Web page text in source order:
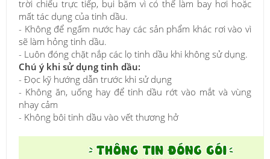
trời chiếu trực tiếp, bụi bặm vì có thể làm bay hơi hoặc
mất tác dụng của tinh dầu.
- Không để ngấm nước hay các sản phẩm khác rơi vào vì
sẽ làm hỏng tinh dầu.
- Luôn đóng chặt nắp các lọ tinh dầu khi không sử dụng.
Chú ý khi sử dụng tinh dầu:
- Đọc kỹ hướng dẫn trước khi sử dụng
- Không ăn, uống hay để tinh dầu rớt vào mắt và vùng
nhạy cảm
- Không bôi tinh dầu vào vết thương hở